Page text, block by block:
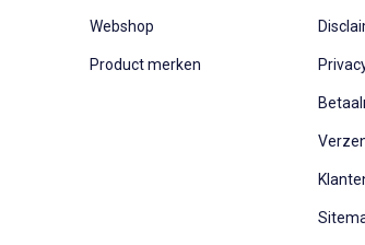
Webshop
Product merken